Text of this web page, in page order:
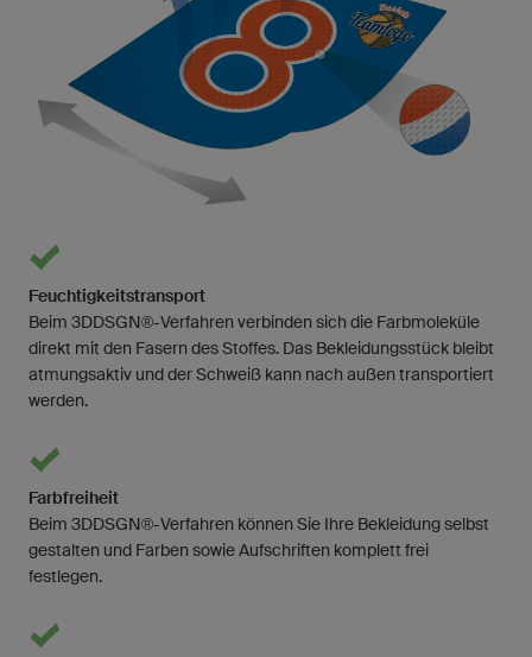
Feuchtigkeitstransport
Beim 3DDSGN®-Verfahren verbinden sich die Farbmoleküle
direkt mit den Fasern des Stoffes. Das Bekleidungsstück bleibt
atmungsaktiv und der Schweiß kann nach außen transportiert
werden.
Farbfreiheit
Beim 3DDSGN®-Verfahren können Sie Ihre Bekleidung selbst
gestalten und Farben sowie Aufschriften komplett frei
festlegen.